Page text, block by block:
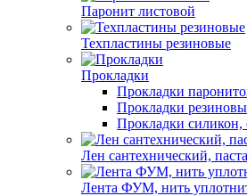
Паронит листовой
Техпластины резиновые
Прокладки
Прокладки
Прокладки
Прокладки силикон,
Лен сантехнический, паста
Лента ФУМ, нить